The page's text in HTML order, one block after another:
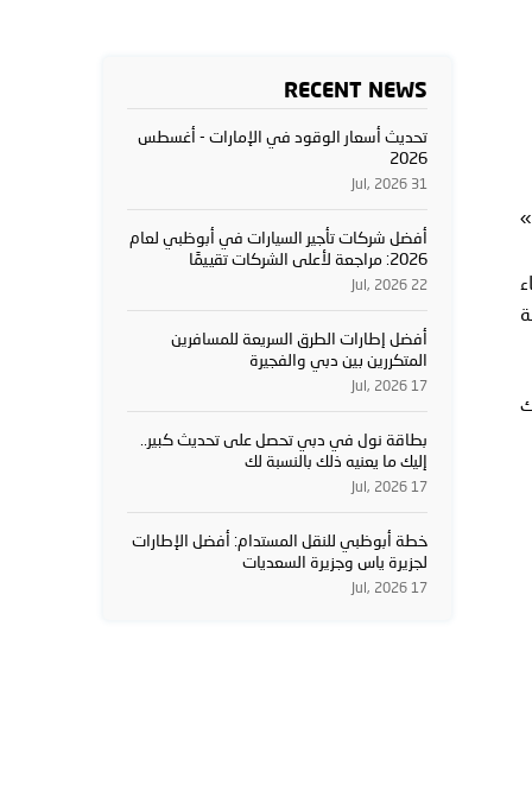
RECENT NEWS
تحديث أسعار الوقود في الإمارات - أغسطس
2026
31 Jul, 2026
أفضل شركات تأجير السيارات في أبوظبي لعام
2026: مراجعة لأعلى الشركات تقييمًا
22 Jul, 2026
أفضل إطارات الطرق السريعة للمسافرين
المتكررين بين دبي والفجيرة
17 Jul, 2026
بطاقة نول في دبي تحصل على تحديث كبير..
إليك ما يعنيه ذلك بالنسبة لك
17 Jul, 2026
خطة أبوظبي للنقل المستدام: أفضل الإطارات
لجزيرة ياس وجزيرة السعديات
17 Jul, 2026
»